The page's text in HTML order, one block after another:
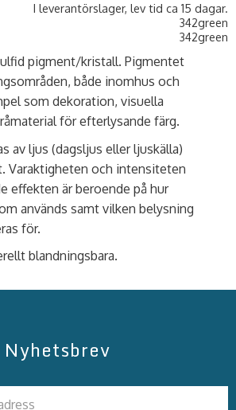
I leverantörslager, lev tid ca 15 dagar.
342green
342green
pigment/kristall. Pigmentet
både inomhus och
som dekoration, visuella
för efterlysande färg.
av ljus (dagsljus eller ljuskälla)
Varaktigheten och intensiteten
effekten är beroende på hur
används samt vilken belysning
för.
blandningsbara.
Nyhetsbrev